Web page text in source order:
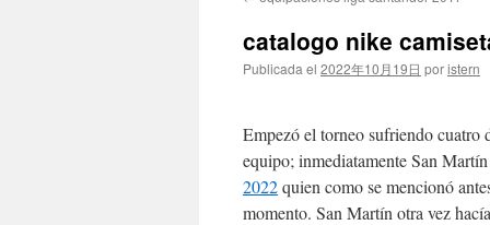
contenido
catalogo nike
Publicada el 2022年10月19日 poristern
Empezó el torneo sufriendo
equipo; inmediatamente San
2022quien como se mencionó
momento. San Martín otra vez